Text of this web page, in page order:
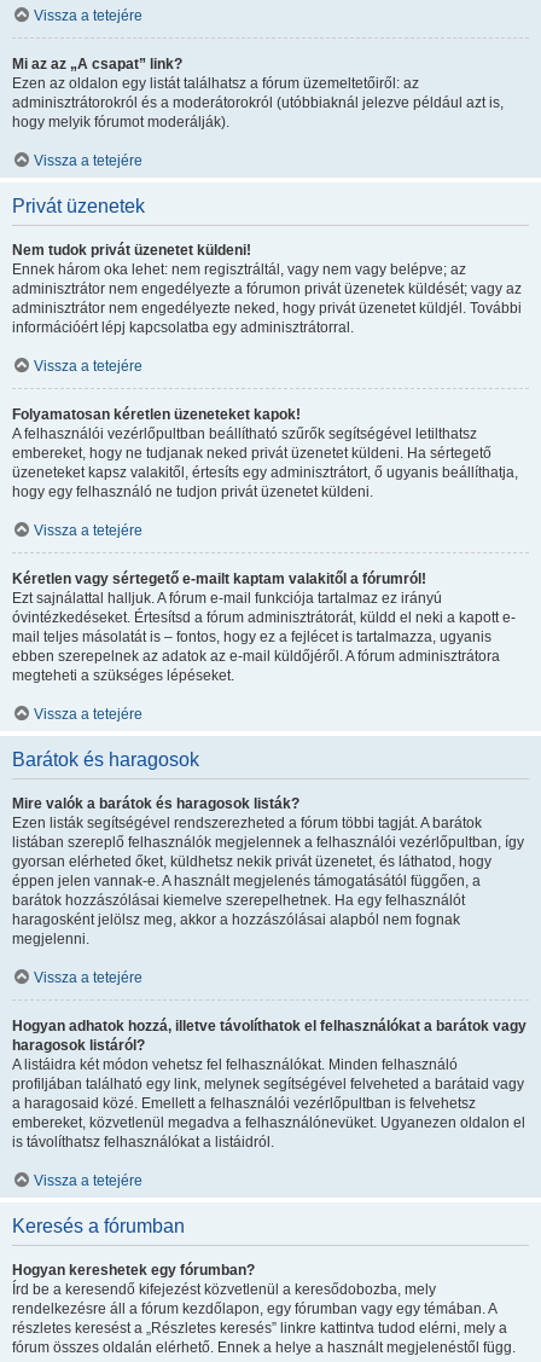
Vissza a tetejére
Mi az az „A csapat” link?
Ezen az oldalon egy listát találhatsz a fórum üzemeltetőiről: az
adminisztrátorokról és a moderátorokról (utóbbiaknál jelezve például azt is,
hogy melyik fórumot moderálják).
Vissza a tetejére
Privát üzenetek
Nem tudok privát üzenetet küldeni!
Ennek három oka lehet: nem regisztráltál, vagy nem vagy belépve; az
adminisztrátor nem engedélyezte a fórumon privát üzenetek küldését; vagy az
adminisztrátor nem engedélyezte neked, hogy privát üzenetet küldjél. További
információért lépj kapcsolatba egy adminisztrátorral.
Vissza a tetejére
Folyamatosan kéretlen üzeneteket kapok!
A felhasználói vezérlőpultban beállítható szűrők segítségével letilthatsz
embereket, hogy ne tudjanak neked privát üzenetet küldeni. Ha sértegető
üzeneteket kapsz valakitől, értesíts egy adminisztrátort, ő ugyanis beállíthatja,
hogy egy felhasználó ne tudjon privát üzenetet küldeni.
Vissza a tetejére
Kéretlen vagy sértegető e-mailt kaptam valakitől a fórumról!
Ezt sajnálattal halljuk. A fórum e-mail funkciója tartalmaz ez irányú
óvintézkedéseket. Értesítsd a fórum adminisztrátorát, küldd el neki a kapott e-
mail teljes másolatát is – fontos, hogy ez a fejlécet is tartalmazza, ugyanis
ebben szerepelnek az adatok az e-mail küldőjéről. A fórum adminisztrátora
megteheti a szükséges lépéseket.
Vissza a tetejére
Barátok és haragosok
Mire valók a barátok és haragosok listák?
Ezen listák segítségével rendszerezheted a fórum többi tagját. A barátok
listában szereplő felhasználók megjelennek a felhasználói vezérlőpultban, így
gyorsan elérheted őket, küldhetsz nekik privát üzenetet, és láthatod, hogy
éppen jelen vannak-e. A használt megjelenés támogatásától függően, a
barátok hozzászólásai kiemelve szerepelhetnek. Ha egy felhasználót
haragosként jelölsz meg, akkor a hozzászólásai alapból nem fognak
megjelenni.
Vissza a tetejére
Hogyan adhatok hozzá, illetve távolíthatok el felhasználókat a barátok vagy
haragosok listáról?
A listáidra két módon vehetsz fel felhasználókat. Minden felhasználó
profiljában található egy link, melynek segítségével felveheted a barátaid vagy
a haragosaid közé. Emellett a felhasználói vezérlőpultban is felvehetsz
embereket, közvetlenül megadva a felhasználónevüket. Ugyanezen oldalon el
is távolíthatsz felhasználókat a listáidról.
Vissza a tetejére
Keresés a fórumban
Hogyan kereshetek egy fórumban?
Írd be a keresendő kifejezést közvetlenül a keresődobozba, mely
rendelkezésre áll a fórum kezdőlapon, egy fórumban vagy egy témában. A
részletes keresést a „Részletes keresés” linkre kattintva tudod elérni, mely a
fórum összes oldalán elérhető. Ennek a helye a használt megjelenéstől függ.